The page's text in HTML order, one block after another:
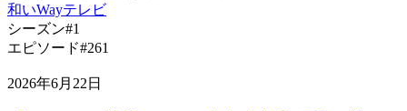
和いWayテレビ
シーズン#1
エピソード#261
2026年6月22日